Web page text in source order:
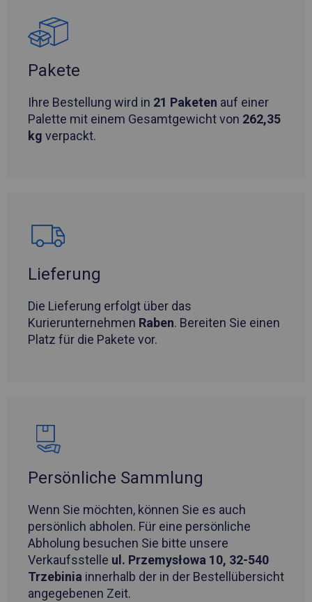
Pakete
Ihre Bestellung wird in 21 Paketen auf einer
Palette mit einem Gesamtgewicht von 262,35
kg verpackt.
Lieferung
Die Lieferung erfolgt über das
Kurierunternehmen Raben. Bereiten Sie einen
Platz für die Pakete vor.
Persönliche Sammlung
Wenn Sie möchten, können Sie es auch
persönlich abholen. Für eine persönliche
Abholung besuchen Sie bitte unsere
Verkaufsstelle ul. Przemysłowa 10, 32-540
Trzebinia innerhalb der in der Bestellübersicht
angegebenen Zeit.